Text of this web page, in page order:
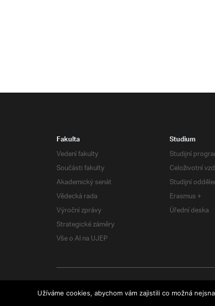
Fakulta
Vedení fakulty
Součásti fakulty
Akademický senát
Vědecká rada
Výroční zprávy
Strategické záměry
Vše o AI na UJEP
Studium
Studijní
Celoživotní
Studijní
Erasmus +
Úřední deska
Užíváme cookies, abychom vám zajistili co možná